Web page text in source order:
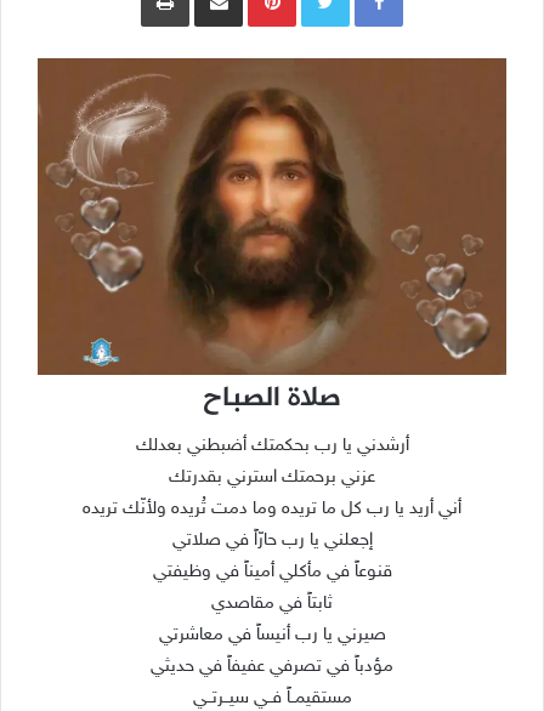
صلاة الصباح
أرشدني يا رب بحكمتك أضبطني بعدلك
عزني برحمتك استرني بقدرتك
أني أريد يا رب كل ما تريده وما دمت تُريده ولأنّك تريده
إجعلني يا رب حارّاً في صلاتي
قنوعاً في مأكلي أميناً في وظيفتي
ثابتاً في مقاصدي
صيرني يا رب أنيساً في معاشرتي
مؤدباً في تصرفي عفيفاً في حديثي
مستقيمــاً فــي سيــرتــي